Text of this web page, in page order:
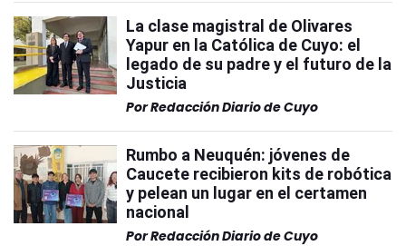
La clase magistral de Olivares
Yapur en la Católica de Cuyo: el
legado de su padre y el futuro de la
Justicia
PorRedacción Diario de Cuyo
Rumbo a Neuquén: jóvenes de
Caucete recibieron kits de robótica
y pelean un lugar en el certamen
nacional
PorRedacción Diario de Cuyo